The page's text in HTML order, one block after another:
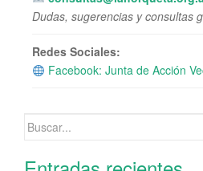
Dudas, sugerencias y consultas
Redes Sociales:
Facebook: Junta de Acción
Buscar: